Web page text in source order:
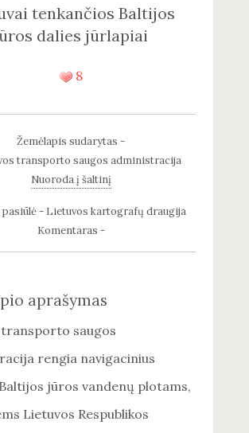
tenkančios Baltijos
dalies jūrlapiai
8
Žemėlapis sudarytas -
transporto saugos administracija
Nuoroda į šaltinį
pasiūlė - Lietuvos kartografų draugija
Komentaras -
aprašymas
saugos
rengia navigacinius
jūros vandenų plotams,
Lietuvos Respublikos